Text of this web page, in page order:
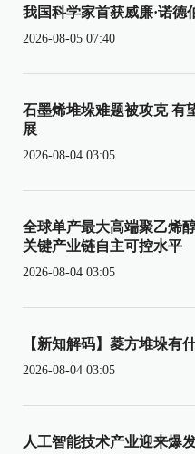
我国科学家首获威廉·诺德
2026-08-05 07:40
石墨烯堆垛难题被攻克 有
展
2026-08-04 03:05
全球单产最大高端聚乙烯
关键产业链自主可控水平
2026-08-04 03:05
【新知解码】菱方堆垛有
2026-08-04 03:05
人工智能技术产业迎来爆